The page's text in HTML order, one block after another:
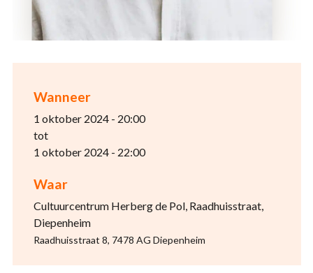
Wanneer
1 oktober 2024 - 20:00
tot
1 oktober 2024 - 22:00
Waar
Cultuurcentrum Herberg de Pol, Raadhuisstraat,
Diepenheim
Raadhuisstraat 8, 7478 AG Diepenheim